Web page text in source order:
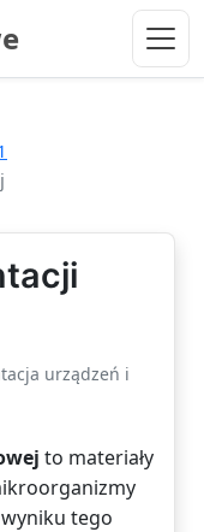
urządzeń i
to materiały
tego